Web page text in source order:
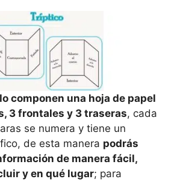
componen una hoja de papel
3 frontales y 3 traseras, cada
se numera y tiene un
de esta manera podrás
de manera fácil,
y en qué lugar; para